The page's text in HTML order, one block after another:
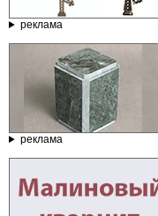
реклама
реклама